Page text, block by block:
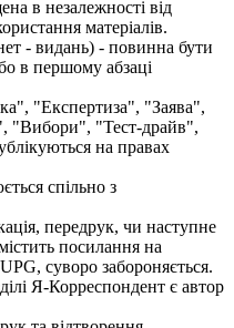
в незалежності від
матеріалів.
- видань) - повинна бути
в першому абзаці
"Експертиза", "Заява",
"Вибори", "Тест-драйв",
на правах
спільно з
передрук, чи наступне
посилання на
суворо забороняється.
Я-Корреспондент є автор